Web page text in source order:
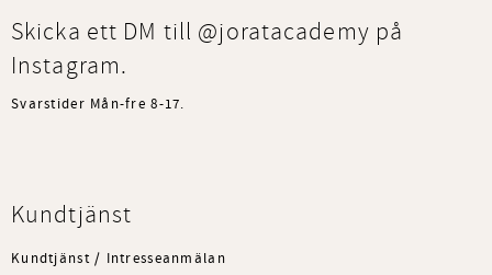
Skicka ett DM till @joratacademy på
Instagram.
Svarstider Mån-fre 8-17.
Kundtjänst
Kundtjänst / Intresseanmälan